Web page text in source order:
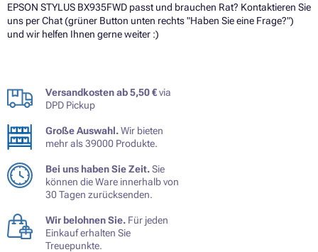
EPSON STYLUS BX935FWD passt und brauchen Rat? Kontaktieren Sie
uns per Chat (grüner Button unten rechts "Haben Sie eine Frage?")
und wir helfen Ihnen gerne weiter :)
Versandkosten ab 5,50 €via
DPD Pickup
Große Auswahl.Wir bieten
mehr als 39000 Produkte.
Bei uns haben Sie Zeit.Sie
können die Ware innerhalb von
30 Tagen zurücksenden.
Wir belohnen Sie. Für jeden
Einkauf erhalten Sie
Treuepunkte.